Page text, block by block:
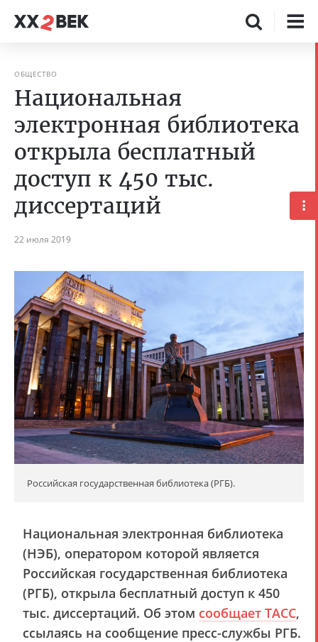
ОБЩЕСТВО
Национальная
электронная библиотека
открыла бесплатный
доступ к 450 тыс.
диссертаций
22 июля 2019
Российская государственная библиотека (РГБ).
Национальная электронная библиотека
(НЭБ), оператором которой является
Российская государственная библиотека
(РГБ), открыла бесплатный доступ к 450
тыс. диссертаций. Об этом сообщает ТАСС,
ссылаясь на сообщение пресс-службы РГБ.